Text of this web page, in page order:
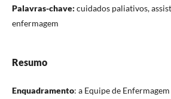
Palavras-chave: cuidados paliativos,
enfermagem
Resumo
Enquadramento: a Equipe de